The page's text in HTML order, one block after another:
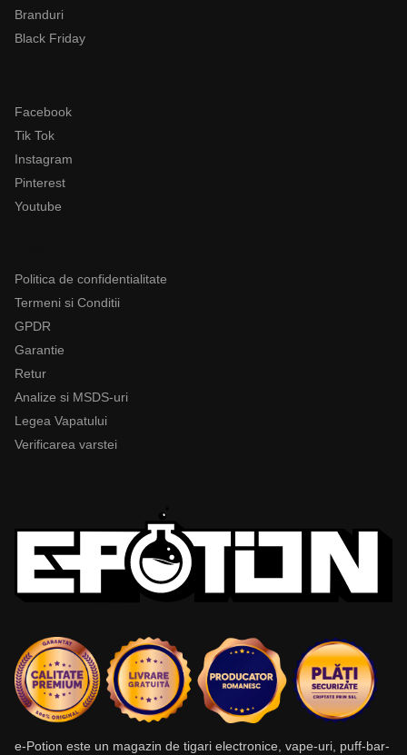
Branduri
Black Friday
Facebook
Tik Tok
Instagram
Pinterest
Youtube
Politica de confidentialitate
Termeni si Conditii
GPDR
Garantie
Retur
Analize si MSDS-uri
Legea Vapatului
Verificarea varstei
e-Potion este un magazin de tigari electronice, vape-uri, puff-bar-